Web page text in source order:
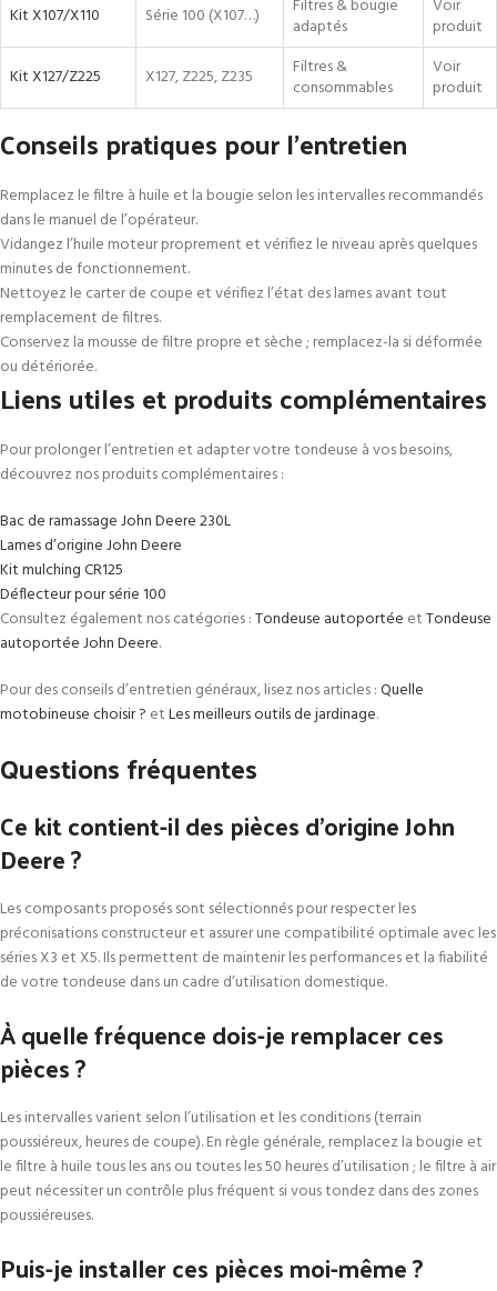
Kit X107/X110 Série 100 (X107…)
Filtres & bougie
adaptés
Voir
produit
Kit X127/Z225
X127, Z225, Z235
Filtres &
consommables
Voir
produit
Conseils pratiques pour l’entretien
Remplacez le filtre à huile et la bougie selon les intervalles recommandés
dans le manuel de l’opérateur.
Vidangez l’huile moteur proprement et vérifiez le niveau après quelques
minutes de fonctionnement.
Nettoyez le carter de coupe et vérifiez l’état des lames avant tout
remplacement de filtres.
Conservez la mousse de filtre propre et sèche ; remplacez-la si déformée
ou détériorée.
Liens utiles et produits complémentaires
Pour prolonger l’entretien et adapter votre tondeuse à vos besoins,
découvrez nos produits complémentaires :
Bac de ramassage John Deere 230L
Lames d’origine John Deere
Kit mulching CR125
Déflecteur pour série 100
Consultez également nos catégories :Tondeuse autoportée etTondeuse
autoportée John Deere.
Pour des conseils d’entretien généraux, lisez nos articles :Quelle
motobineuse choisir ? etLes meilleurs outils de jardinage.
Questions fréquentes
Ce kit contient-il des pièces d’origine John
Deere ?
Les composants proposés sont sélectionnés pour respecter les
préconisations constructeur et assurer une compatibilité optimale avec les
séries X3 et X5. Ils permettent de maintenir les performances et la fiabilité
de votre tondeuse dans un cadre d’utilisation domestique.
À quelle fréquence dois-je remplacer ces
pièces ?
Les intervalles varient selon l’utilisation et les conditions (terrain
poussiéreux, heures de coupe). En règle générale, remplacez la bougie et
le filtre à huile tous les ans ou toutes les 50 heures d’utilisation ; le filtre à air
peut nécessiter un contrôle plus fréquent si vous tondez dans des zones
poussiéreuses.
Puis-je installer ces pièces moi-même ?